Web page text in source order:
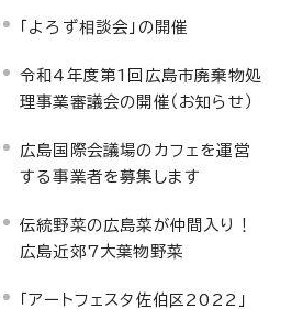
「よろず相談会」の開催
令和4年度第1回広島市廃棄物処
理事業審議会の開催（お知らせ）
広島国際会議場のカフェを運営
する事業者を募集します
伝統野菜の広島菜が仲間入り！
広島近郊7大葉物野菜
「アートフェスタ佐伯区2022」